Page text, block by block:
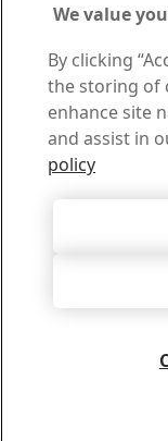
Tetap
Strenx®
Berlangganan
industri terbaru,
menginspirasi
Daftar di sini
Sales
Hubungi technical
We value
By clicking
the storing of
enhance site
and assist in
policy